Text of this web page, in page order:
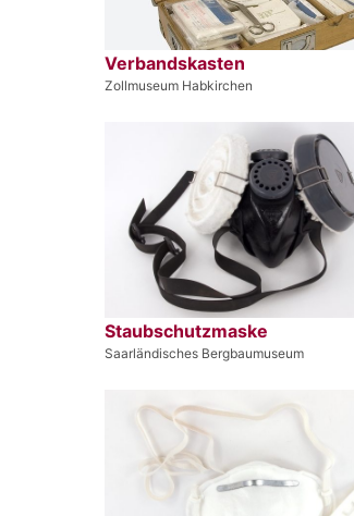
Verbandskasten
Zollmuseum Habkirchen
Staubschutzmaske
Saarländisches Bergbaumuseum